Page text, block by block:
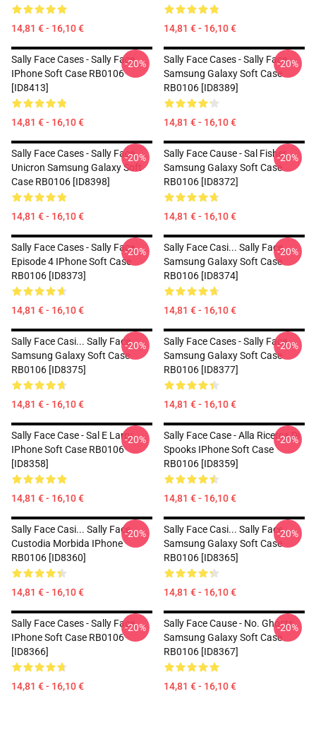
14,81 € - 16,10 € 14,81 € - 16,10 €
Sally Face Cases - Sally Face
IPhone Soft Case RB0106
[ID8413]
14,81 € - 16,10 €
-20%
Sally Face Cases - Sally Face
Samsung Galaxy Soft Case
RB0106 [ID8389]
14,81 € - 16,10 €
-20%
Sally Face Cases - Sally Face
Unicron Samsung Galaxy Soft
Case RB0106 [ID8398]
14,81 € - 16,10 €
-20%
Sally Face Cause - Sal Fisher
Samsung Galaxy Soft Case
RB0106 [ID8372]
14,81 € - 16,10 €
-20%
Sally Face Cases - Sally Face
Episode 4 IPhone Soft Case
RB0106 [ID8373]
14,81 € - 16,10 €
-20%
Sally Face Casi... Sally Face
Samsung Galaxy Soft Case
RB0106 [ID8374]
14,81 € - 16,10 €
-20%
Sally Face Casi... Sally Face
Samsung Galaxy Soft Case
RB0106 [ID8375]
14,81 € - 16,10 €
-20%
Sally Face Cases - Sally Face
Samsung Galaxy Soft Case
RB0106 [ID8377]
14,81 € - 16,10 €
-20%
Sally Face Case - Sal E Larry
IPhone Soft Case RB0106
[ID8358]
14,81 € - 16,10 €
-20%
Sally Face Case - Alla Ricerca Di
Spooks IPhone Soft Case
RB0106 [ID8359]
14,81 € - 16,10 €
-20%
Sally Face Casi... Sally Face
Custodia Morbida IPhone
RB0106 [ID8360]
14,81 € - 16,10 €
-20%
Sally Face Casi... Sally Face
Samsung Galaxy Soft Case
RB0106 [ID8365]
14,81 € - 16,10 €
-20%
Sally Face Cases - Sally Face
IPhone Soft Case RB0106
[ID8366]
14,81 € - 16,10 €
-20%
Sally Face Cause - No. Ghosts
Samsung Galaxy Soft Case
RB0106 [ID8367]
14,81 € - 16,10 €
-20%